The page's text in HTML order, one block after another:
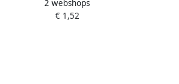
met kartonnen huls blister met 2
stuks
2 webshops
€ 1,52